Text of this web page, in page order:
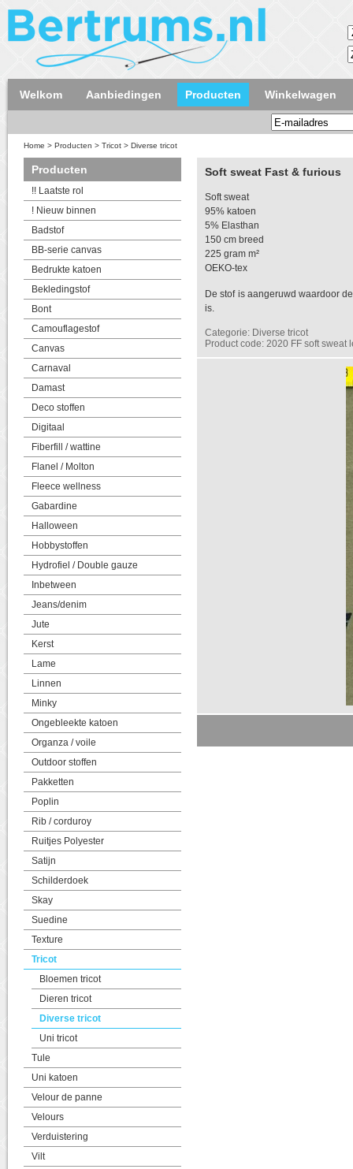
Welkom Aanbiedingen Producten Winkelwagen
Home > Producten > Tricot > Diverse tricot
Producten
!! Laatste rol
! Nieuw binnen
Badstof
BB-serie canvas
Bedrukte katoen
Bekledingstof
Bont
Camouflagestof
Canvas
Carnaval
Damast
Deco stoffen
Digitaal
Fiberfill / wattine
Flanel / Molton
Fleece wellness
Gabardine
Halloween
Hobbystoffen
Hydrofiel / Double gauze
Inbetween
Jeans/denim
Jute
Kerst
Lame
Linnen
Minky
Ongebleekte katoen
Organza / voile
Outdoor stoffen
Pakketten
Poplin
Rib / corduroy
Ruitjes Polyester
Satijn
Schilderdoek
Skay
Suedine
Texture
Tricot
Bloemen tricot
Dieren tricot
Diverse tricot
Uni tricot
Tule
Uni katoen
Velour de panne
Velours
Verduistering
Vilt
Soft sweat Fast & furious
Soft sweat
95% katoen
5% Elasthan
150 cm breed
225 gram m²
OEKO-tex
De stof is aangeruwd waardoor
is.
Categorie: Diverse tricot
Product code: 2020 FF soft sweat